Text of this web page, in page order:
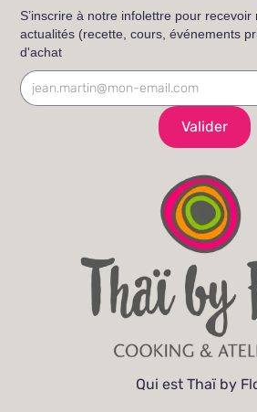
S’inscrire à notre infolettre pour
actualités (recette, cours, événements
d'achat
Qui est Thaï by